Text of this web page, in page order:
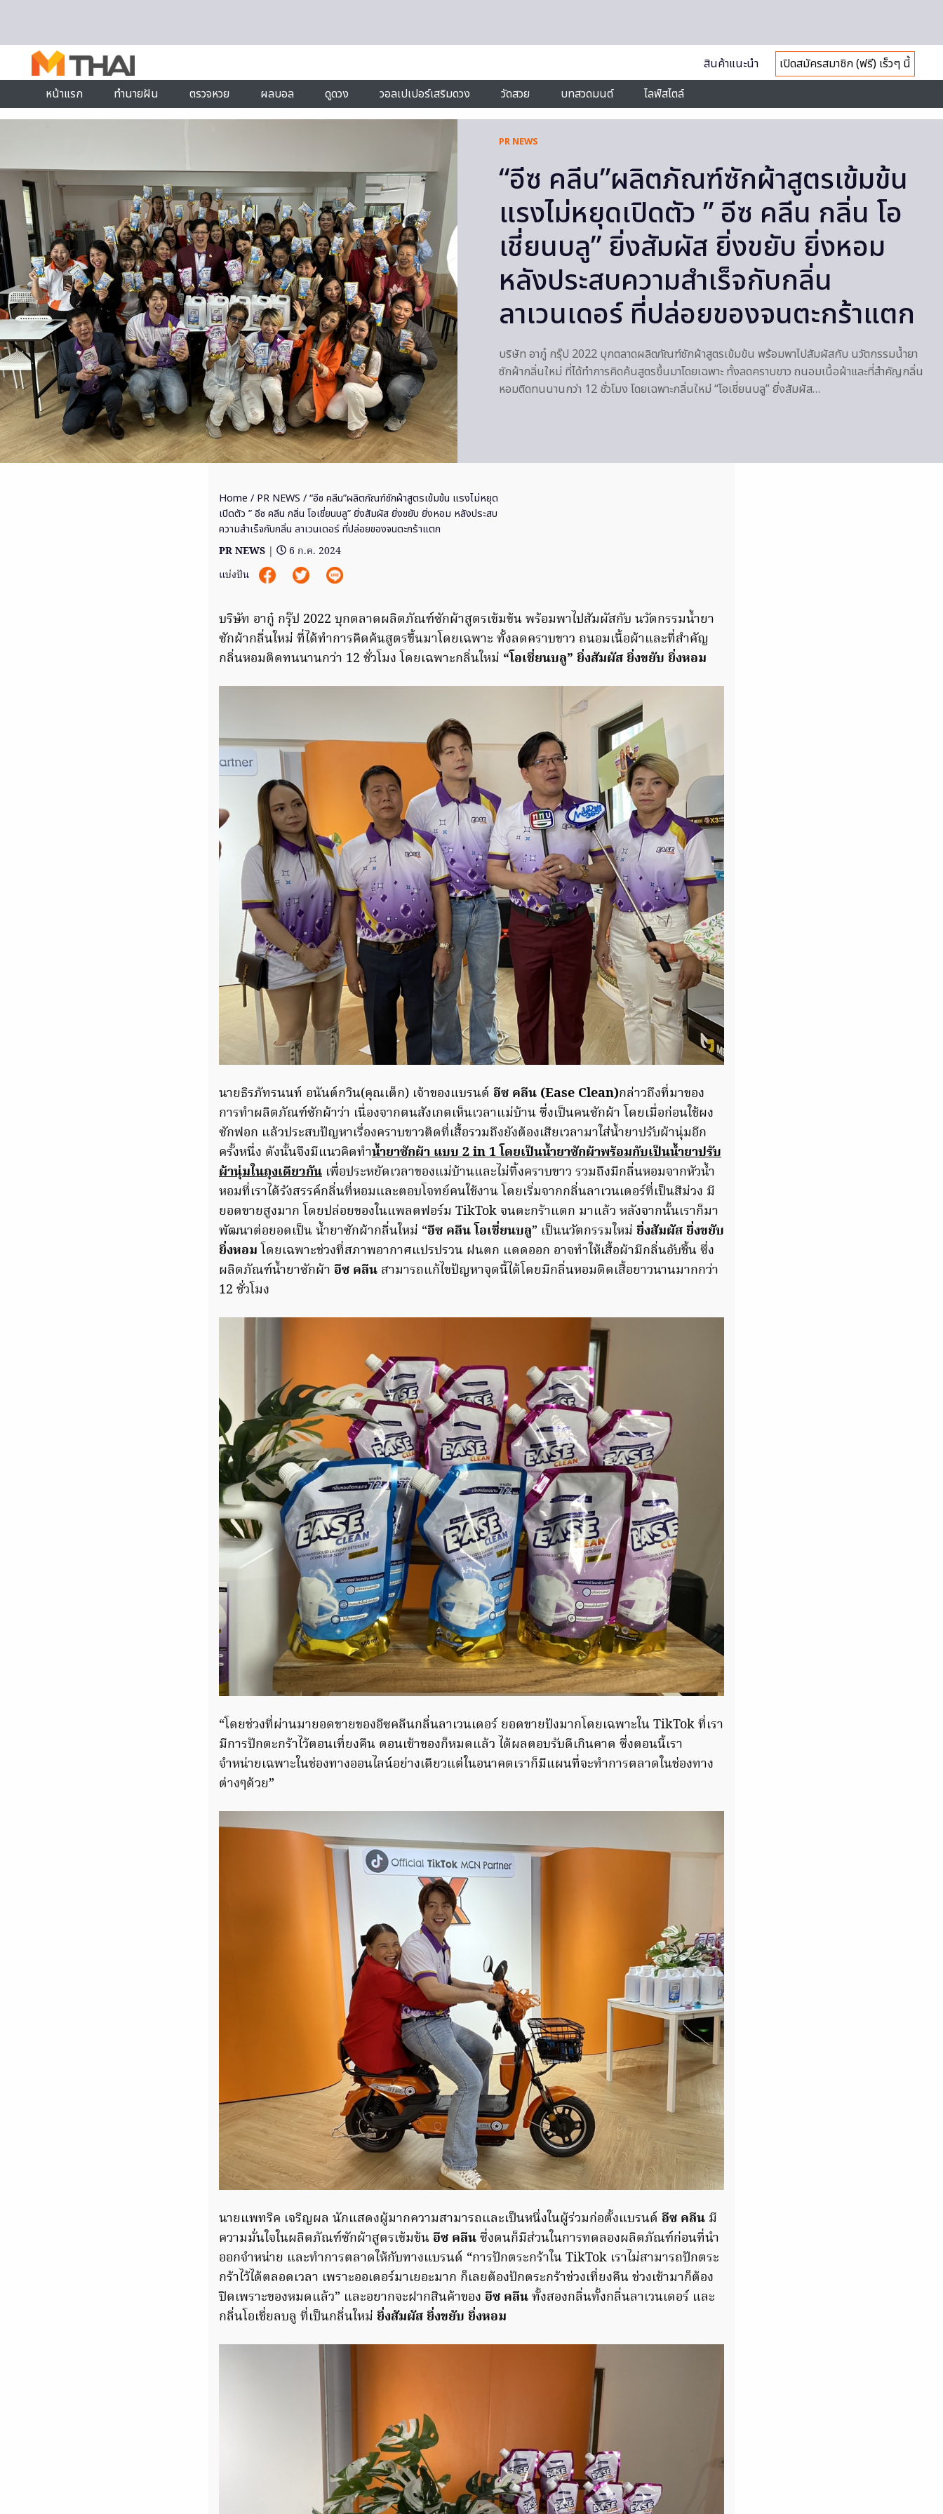
สินค้าแนะนำ
เปิดสมัครสมาชิก (ฟรี) เร็วๆ นี้
หน้าแรก
ทำนายฝัน ตรวจหวย ผลบอล ดูดวง วอลเปเปอร์เสริมดวง วัดสวย บทสวดมนต์ ไลฟ์สไตล์
PR NEWS
“อีซ คลีน”ผลิตภัณฑ์ซักผ้าสูตรเข้มข้น
แรงไม่หยุดเปิดตัว ” อีซ คลีน กลิ่น โอ
เชี่ยนบลู” ยิ่งสัมผัส ยิ่งขยับ ยิ่งหอม
หลังประสบความสำเร็จกับกลิ่น
ลาเวนเดอร์ ที่ปล่อยของจนตะกร้าแตก
บริษัท อากู๋ กรุ๊ป 2022 บุกตลาดผลิตภัณฑ์ซักผ้าสูตรเข้มข้น พร้อมพาไปสัมผัสกับ นวัตกรรมน้ำยา
ซักผ้ากลิ่นใหม่ ที่ได้ทำการคิดค้นสูตรขึ้นมาโดยเฉพาะ ทั้งลดคราบขาว ถนอมเนื้อผ้าและที่สำคัญกลิ่น
หอมติดทนนานกว่า 12 ชั่วโมง โดยเฉพาะกลิ่นใหม่ “โอเชี่ยนบลู” ยิ่งสัมผัส…
Home / PR NEWS / “อีซ คลีน”ผลิตภัณฑ์ซักผ้าสูตรเข้มข้น แรงไม่หยุด
เปิดตัว ” อีซ คลีน กลิ่น โอเชี่ยนบลู” ยิ่งสัมผัส ยิ่งขยับ ยิ่งหอม หลังประสบ
ความสำเร็จกับกลิ่น ลาเวนเดอร์ ที่ปล่อยของจนตะกร้าแตก
PR NEWS |
6 ก.ค. 2024
แบ่งปัน
บริษัท อากู๋ กรุ๊ป 2022 บุกตลาดผลิตภัณฑ์ซักผ้าสูตรเข้มข้น พร้อมพาไปสัมผัสกับ นวัตกรรมน้ำยา
ซักผ้ากลิ่นใหม่ ที่ได้ทำการคิดค้นสูตรขึ้นมาโดยเฉพาะ ทั้งลดคราบขาว ถนอมเนื้อผ้าและที่สำคัญ
กลิ่นหอมติดทนนานกว่า 12 ชั่วโมง โดยเฉพาะกลิ่นใหม่ “โอเชี่ยนบลู” ยิ่งสัมผัส ยิ่งขยับ ยิ่งหอม
นายธิรภัทรนนท์ อนันต์กวิน(คุณเต็ก) เจ้าของแบรนด์ อีซ คลีน (Ease Clean)กล่าวถึงที่มาของ
การทำผลิตภัณฑ์ซักผ้าว่า เนื่องจากตนสังเกตเห็นเวลาแม่บ้าน ซึ่งเป็นคนซักผ้า โดยเมื่อก่อนใช้ผง
ซักฟอก แล้วประสบปัญหาเรื่องคราบขาวติดที่เสื้อรวมถึงยังต้องเสียเวลามาใส่น้ำยาปรับผ้านุ่มอีก
ครั้งหนึ่ง ดังนั้นจึงมีแนวคิดทำน้ำยาซักผ้า แบบ 2in 1 โดยเป็นน้ำยาซักผ้าพร้อมกับเป็นน้ำยาปรับ
ผ้านุ่มในถุงเดียวกัน เพื่อประหยัดเวลาของแม่บ้านและไม่ทิ้งคราบขาว รวมถึงมีกลิ่นหอมจากหัวน้ำ
หอมที่เราได้รังสรรค์กลิ่นที่หอมและตอบโจทย์คนใช้งาน โดยเริ่มจากกลิ่นลาเวนเดอร์ที่เป็นสีม่วง มี
ยอดขายสูงมาก โดยปล่อยของในแพลตฟอร์ม TikTok จนตะกร้าแตก มาแล้ว หลังจากนั้นเราก็มา
พัฒนาต่อยอดเป็น น้ำยาซักผ้ากลิ่นใหม่ “อีซ คลีน โอเชี่ยนบลู” เป็นนวัตกรรมใหม่ ยิ่งสัมผัส ยิ่งขยับ
ยิ่งหอมโดยเฉพาะช่วงที่สภาพอากาศแปรปรวน ฝนตก แดดออก อาจทำให้เสื้อผ้ามีกลิ่นอับชื้น ซึ่ง
ผลิตภัณฑ์น้ำยาซักผ้า อีซ คลีน สามารถแก้ไขปัญหาจุดนี้ได้โดยมีกลิ่นหอมติดเสื้อยาวนานมากกว่า
12 ชั่วโมง
“โดยช่วงที่ผ่านมายอดขายของอีซคลีนกลิ่นลาเวนเดอร์ ยอดขายปังมากโดยเฉพาะใน TikTok ที่เรา
มีการปักตะกร้าไว้ตอนเที่ยงคืน ตอนเช้าของก็หมดแล้ว ได้ผลตอบรับดีเกินคาด ซึ่งตอนนี้เรา
จำหน่ายเฉพาะในช่องทางออนไลน์อย่างเดียวแต่ในอนาคตเราก็มีแผนที่จะทำการตลาดในช่องทาง
ต่างๆด้วย”
นายแพทริค เจริญผล นักแสดงผู้มากความสามารถและเป็นหนึ่งในผู้ร่วมก่อตั้งแบรนด์ อีซ คลีน มี
ความมั่นใจในผลิตภัณฑ์ซักผ้าสูตรเข้มข้นอีซ คลีนซึ่งตนก็มีส่วนในการทดลองผลิตภัณฑ์ก่อนที่นำ
ออกจำหน่าย และทำการตลาดให้กับทางแบรนด์ “การปักตระกร้าใน TikTok เราไม่สามารถปักตระ
กร้าไว้ได้ตลอดเวลา เพราะออเดอร์มาเยอะมาก ก็เลยต้องปักตระกร้าช่วงเที่ยงคืน ช่วงเช้ามาก็ต้อง
ปิดเพราะของหมดแล้ว” และอยากจะฝากสินค้าของ อีซ คลีนทั้งสองกลิ่นทั้งกลิ่นลาเวนเดอร์ และ
กลิ่นโอเชี่ยลบลู ที่เป็นกลิ่นใหม่ ยิ่งสัมผัส ยิ่งขยับ ยิ่งหอม